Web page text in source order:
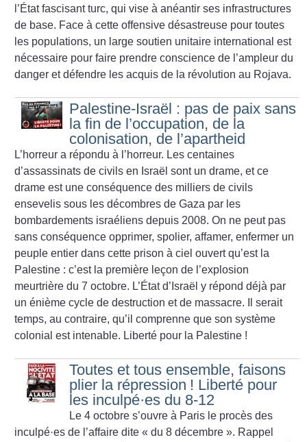
l’État fascisant turc, qui vise à anéantir ses infrastructures
de base. Face à cette offensive désastreuse pour toutes
les populations, un large soutien unitaire international est
nécessaire pour faire prendre conscience de l’ampleur du
danger et défendre les acquis de la révolution au Rojava.
Palestine-Israël : pas de paix sans
la fin de l’occupation, de la
colonisation, de l’apartheid
L’horreur a répondu à l’horreur. Les centaines
d’assassinats de civils en Israël sont un drame, et ce
drame est une conséquence des milliers de civils
ensevelis sous les décombres de Gaza par les
bombardements israéliens depuis 2008. On ne peut pas
sans conséquence opprimer, spolier, affamer, enfermer un
peuple entier dans cette prison à ciel ouvert qu’est la
Palestine : c’est la première leçon de l’explosion
meurtrière du 7 octobre. L’État d’Israël y répond déjà par
un énième cycle de destruction et de massacre. Il serait
temps, au contraire, qu’il comprenne que son système
colonial est intenable. Liberté pour la Palestine !
Toutes et tous ensemble, faisons
plier la répression ! Liberté pour
les inculpé·es du 8-12
Le 4 octobre s’ouvre à Paris le procès des
inculpé·es de l’affaire dite « du 8 décembre ». Rappel